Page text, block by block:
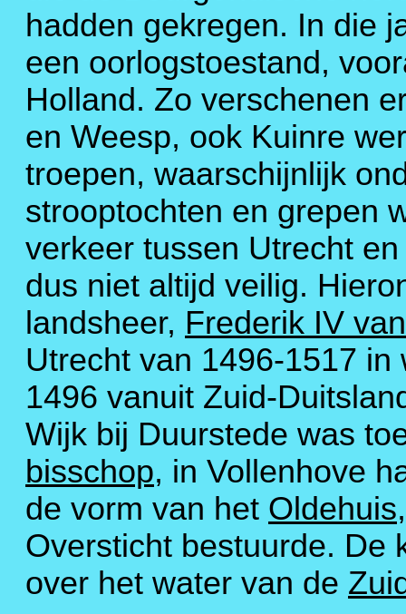
hadden gekregen. In die
een oorlogstoestand,
Holland. Zo verschenen
en Weesp, ook Kuinre
troepen, waarschijnlijk
strooptochten en grepen
verkeer tussen Utrecht
dus niet altijd veilig.
landsheer, Frederik IV
Utrecht van 1496-1517
1496 vanuit Zuid-
Wijk bij Duurstede was
bisschop, in Vollenhove
de vorm van het Oldehuis
Oversticht bestuurde. De
over het water van de